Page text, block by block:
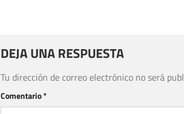
DEJA UNA RESPUESTA
Tu dirección de correo electrónico no será
Comentario*